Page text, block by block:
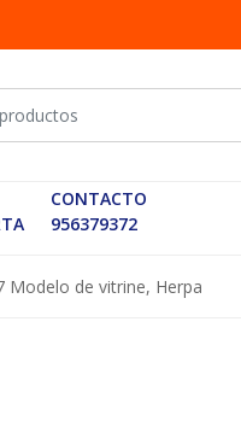
CONTACTO
956379372
Modelo de vitrine, Herpa